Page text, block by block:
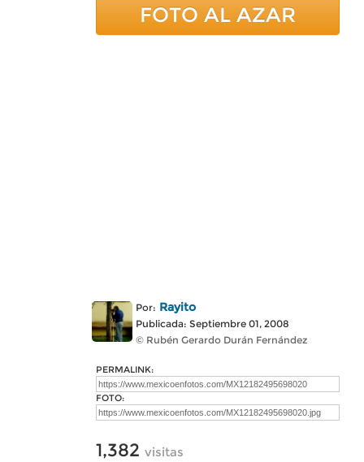
FOTO AL AZAR
Por: Rayito
Publicada: Septiembre 01, 2008
© Rubén Gerardo Durán Fernández
PERMALINK:
FOTO:
1,382 visitas